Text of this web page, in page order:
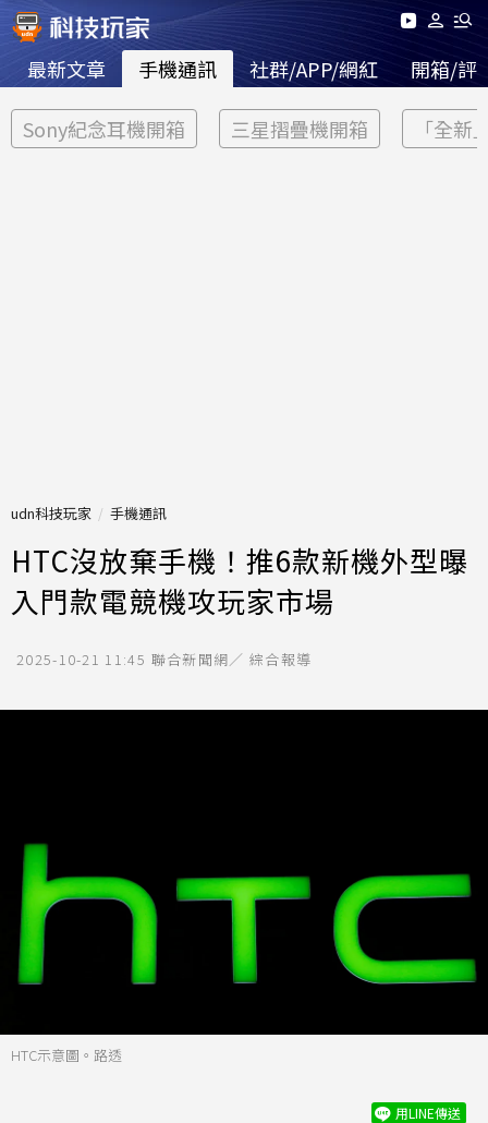
最新文章 手機通訊 社群/APP/網紅 開箱/評
Sony紀念耳機開箱 三星摺疊機開箱 「全新
udn科技玩家 手機通訊
HTC沒放棄手機！推6款新機外型曝
入門款電競機攻玩家市場
2025-10-21 11:45 聯合新聞網／ 綜合報導
HTC示意圖。路透
用LINE傳送